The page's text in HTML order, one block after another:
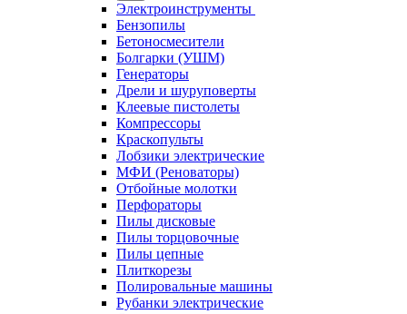
Электроинструменты
Бензопилы
Бетоносмесители
Болгарки (УШМ)
Генераторы
Дрели и шуруповерты
Клеевые пистолеты
Компрессоры
Краскопульты
Лобзики электрические
МФИ (Реноваторы)
Отбойные молотки
Перфораторы
Пилы дисковые
Пилы торцовочные
Пилы цепные
Плиткорезы
Полировальные машины
Рубанки электрические